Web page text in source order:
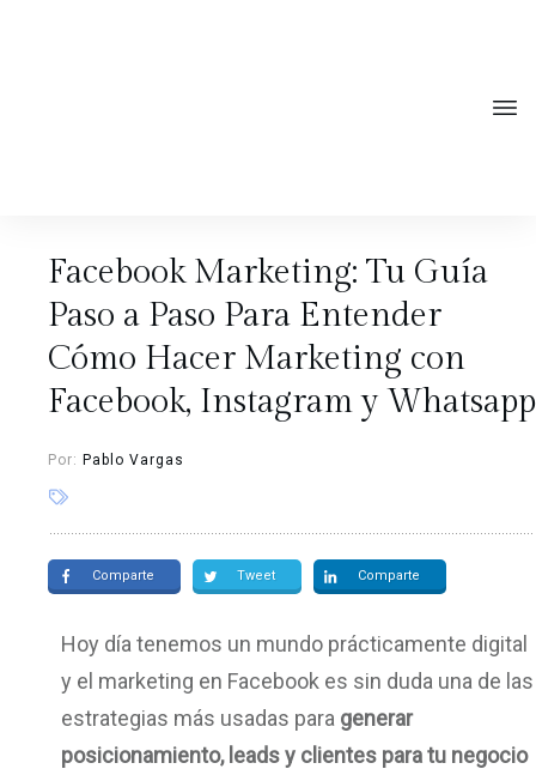
Facebook Marketing: Tu Guía
Paso a Paso Para Entender
Cómo Hacer Marketing con
Facebook, Instagram y Whatsapp
Por: Pablo Vargas
Comparte Tweet Comparte
Hoy día tenemos un mundo prácticamente digital
y el marketing en Facebook es sin duda una de las
estrategias más usadas para generar
posicionamiento, leads y clientes para tu negocio